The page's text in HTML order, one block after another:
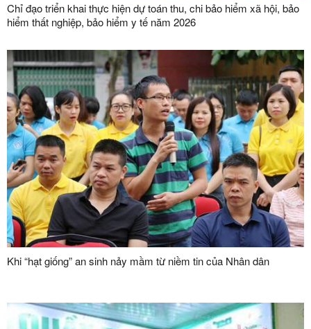
Chỉ đạo triển khai thực hiện dự toán thu, chi bảo hiểm xã hội, bảo
hiểm thất nghiệp, bảo hiểm y tế năm 2026
Khi “hạt giống” an sinh nảy mầm từ niềm tin của Nhân dân